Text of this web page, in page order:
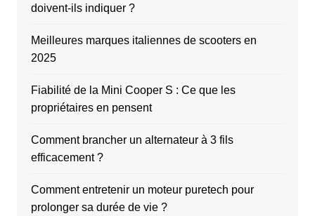
doivent-ils indiquer ?
Meilleures marques italiennes de scooters en
2025
Fiabilité de la Mini Cooper S : Ce que les
propriétaires en pensent
Comment brancher un alternateur à 3 fils
efficacement ?
Comment entretenir un moteur puretech pour
prolonger sa durée de vie ?